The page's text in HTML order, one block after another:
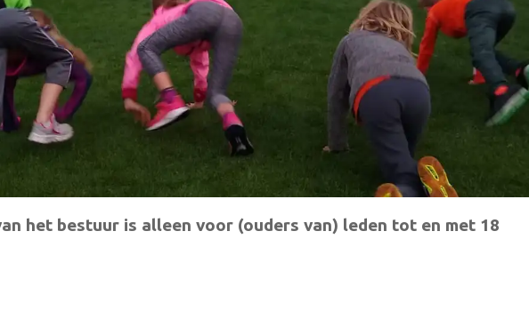
het bestuur is alleen voor (ouders van) leden tot en met 18